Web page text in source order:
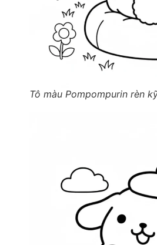
Tô màu Pompompurin rèn